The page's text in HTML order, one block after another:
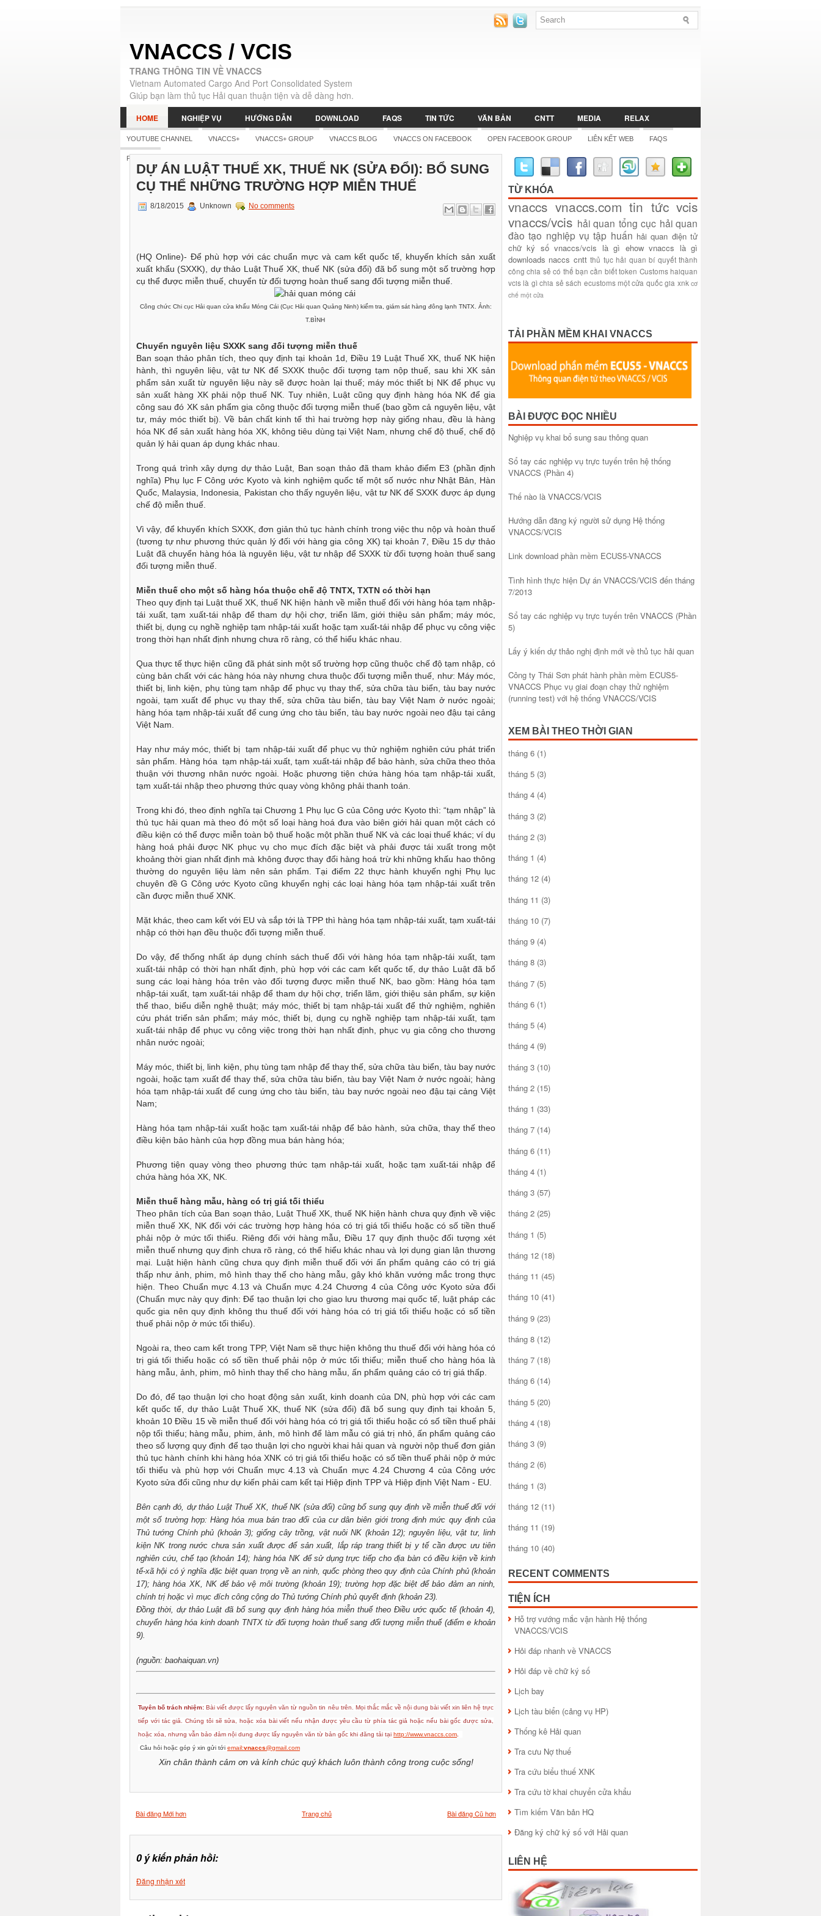
VNACCS / VCIS
TRANG THÔNG TIN VỀ VNACCS
Vietnam Automated Cargo And Port Consolidated System
Giúp bạn làm thủ tục Hải quan thuận tiện và dễ dàng hơn.
HOME NGHIỆP VỤ HƯỚNG DẪN DOWNLOAD FAQS TIN TỨC VĂN BẢN CNTT MEDIA RELAX
|ENGLISH
YOUTUBE CHANNEL VNACCS+ VNACCS+ GROUP VNACCS BLOG VNACCS ON FACEBOOK OPEN FACEBOOK GROUP LIÊN KẾT WEB FAQS
FB PAGE
DỰ ÁN LUẬT THUẾ XK, THUẾ NK (SỬA ĐỔI): BỔ SUNG
CỤ THỂ NHỮNG TRƯỜNG HỢP MIỄN THUẾ
8/18/2015 Unknown No comments
(HQ Online)- Để phù hợp với các chuẩn mực và cam kết quốc tế, khuyến khích sản xuất
xuất khẩu (SXXK), dự thảo Luật Thuế XK, thuế NK (sửa đổi) đã bổ sung một số trường hợp
cụ thể được miễn thuế, chuyển từ đối tượng hoàn thuế sang đối tượng miễn thuế.
Công chức Chi cục Hải quan cửa khẩu Móng Cái (Cục Hải quan Quảng Ninh) kiểm tra, giám sát hàng đông lạnh TNTX. Ảnh:
T.BÌNH
Chuyển nguyên liệu SXXK sang đối tượng miễn thuế
Ban soạn thảo phân tích, theo quy định tại khoản 1d, Điều 19 Luật Thuế XK, thuế NK hiện
hành, thì nguyên liệu, vật tư NK để SXXK thuộc đối tượng tạm nộp thuế, sau khi XK sản
phẩm sản xuất từ nguyên liệu này sẽ được hoàn lại thuế; máy móc thiết bị NK để phục vụ
sản xuất hàng XK phải nộp thuế NK. Tuy nhiên, Luật cũng quy định hàng hóa NK để gia
công sau đó XK sản phẩm gia công thuộc đối tượng miễn thuế (bao gồm cả nguyên liệu, vật
tư, máy móc thiết bị). Về bản chất kinh tế thì hai trường hợp này giống nhau, đều là hàng
hóa NK để sản xuất hàng hóa XK, không tiêu dùng tại Việt Nam, nhưng chế độ thuế, chế độ
quản lý hải quan áp dụng khác nhau.
Trong quá trình xây dựng dự thảo Luật, Ban soạn thảo đã tham khảo điểm E3 (phần định
nghĩa) Phụ lục F Công ước Kyoto và kinh nghiệm quốc tế một số nước như Nhật Bản, Hàn
Quốc, Malaysia, Indonesia, Pakistan cho thấy nguyên liệu, vật tư NK để SXXK được áp dụng
chế độ miễn thuế.
Vì vậy, để khuyến khích SXXK, đơn giản thủ tục hành chính trong việc thu nộp và hoàn thuế
(tương tự như phương thức quản lý đối với hàng gia công XK) tại khoản 7, Điều 15 dự thảo
Luật đã chuyển hàng hóa là nguyên liệu, vật tư nhập để SXXK từ đối tượng hoàn thuế sang
đối tượng miễn thuế.
Miễn thuế cho một số hàng hóa thuộc chế độ TNTX, TXTN có thời hạn
Theo quy định tại Luật thuế XK, thuế NK hiện hành về miễn thuế đối với hàng hóa tạm nhập-
tái xuất, tạm xuất-tái nhập để tham dự hội chợ, triển lãm, giới thiệu sản phẩm; máy móc,
thiết bị, dụng cụ nghề nghiệp tạm nhập-tái xuất hoặc tạm xuất-tái nhập để phục vụ công việc
trong thời hạn nhất định nhưng chưa rõ ràng, có thể hiểu khác nhau.
Qua thực tế thực hiện cũng đã phát sinh một số trường hợp cũng thuộc chế độ tạm nhập, có
cùng bản chất với các hàng hóa này nhưng chưa thuộc đối tượng miễn thuế, như: Máy móc,
thiết bị, linh kiện, phụ tùng tạm nhập để phục vụ thay thế, sửa chữa tàu biển, tàu bay nước
ngoài, tạm xuất để phục vụ thay thế, sửa chữa tàu biển, tàu bay Việt Nam ở nước ngoài;
hàng hóa tạm nhập-tái xuất để cung ứng cho tàu biển, tàu bay nước ngoài neo đậu tại cảng
Việt Nam.
Hay như máy móc, thiết bị tạm nhập-tái xuất để phục vụ thử nghiệm nghiên cứu phát triển
sản phẩm. Hàng hóa tạm nhập-tái xuất, tạm xuất-tái nhập để bảo hành, sửa chữa theo thỏa
thuận với thương nhân nước ngoài. Hoặc phương tiện chứa hàng hóa tạm nhập-tái xuất,
tạm xuất-tái nhập theo phương thức quay vòng không phải thanh toán.
Trong khi đó, theo định nghĩa tại Chương 1 Phụ lục G của Công ước Kyoto thì: “tạm nhập” là
thủ tục hải quan mà theo đó một số loại hàng hoá đưa vào biên giới hải quan một cách có
điều kiện có thể được miễn toàn bộ thuế hoặc một phần thuế NK và các loại thuế khác; ví dụ
hàng hoá phải được NK phục vụ cho mục đích đặc biệt và phải được tái xuất trong một
khoảng thời gian nhất định mà không được thay đổi hàng hoá trừ khi những khấu hao thông
thường do nguyên liệu làm nên sản phẩm. Tại điểm 22 thực hành khuyến nghị Phụ lục
chuyên đề G Công ước Kyoto cũng khuyến nghị các loại hàng hóa tạm nhập-tái xuất trên
cần được miễn thuế XNK.
Mặt khác, theo cam kết với EU và sắp tới là TPP thì hàng hóa tạm nhập-tái xuất, tạm xuất-tái
nhập có thời hạn đều thuộc đối tượng miễn thuế.
Do vậy, để thống nhất áp dụng chính sách thuế đối với hàng hóa tạm nhập-tái xuất, tạm
xuất-tái nhập có thời hạn nhất định, phù hợp với các cam kết quốc tế, dự thảo Luật đã bổ
sung các loại hàng hóa trên vào đối tượng được miễn thuế NK, bao gồm: Hàng hóa tạm
nhập-tái xuất, tạm xuất-tái nhập để tham dự hội chợ, triển lãm, giới thiệu sản phẩm, sự kiện
thể thao, biểu diễn nghệ thuật; máy móc, thiết bị tạm nhập-tái xuất để thử nghiệm, nghiên
cứu phát triển sản phẩm; máy móc, thiết bị, dụng cụ nghề nghiệp tạm nhập-tái xuất, tạm
xuất-tái nhập để phục vụ công việc trong thời hạn nhất định, phục vụ gia công cho thương
nhân nước ngoài;
Máy móc, thiết bị, linh kiện, phụ tùng tạm nhập để thay thế, sửa chữa tàu biển, tàu bay nước
ngoài, hoặc tạm xuất để thay thế, sửa chữa tàu biển, tàu bay Việt Nam ở nước ngoài; hàng
hóa tạm nhập-tái xuất để cung ứng cho tàu biển, tàu bay nước ngoài neo đậu tại cảng Việt
Nam;
Hàng hóa tạm nhập-tái xuất hoặc tạm xuất-tái nhập để bảo hành, sửa chữa, thay thế theo
điều kiện bảo hành của hợp đồng mua bán hàng hóa;
Phương tiện quay vòng theo phương thức tạm nhập-tái xuất, hoặc tạm xuất-tái nhập để
chứa hàng hóa XK, NK.
Miễn thuế hàng mẫu, hàng có trị giá tối thiểu
Theo phân tích của Ban soạn thảo, Luật Thuế XK, thuế NK hiện hành chưa quy định về việc
miễn thuế XK, NK đối với các trường hợp hàng hóa có trị giá tối thiểu hoặc có số tiền thuế
phải nộp ở mức tối thiểu. Riêng đối với hàng mẫu, Điều 17 quy định thuộc đối tượng xét
miễn thuế nhưng quy định chưa rõ ràng, có thể hiểu khác nhau và lợi dụng gian lận thương
mại. Luật hiện hành cũng chưa quy định miễn thuế đối với ấn phẩm quảng cáo có trị giá
thấp như ảnh, phim, mô hình thay thế cho hàng mẫu, gây khó khăn vướng mắc trong thực
hiện. Theo Chuẩn mực 4.13 và Chuẩn mực 4.24 Chương 4 của Công ước Kyoto sửa đổi
(Chuẩn mực này quy định: Để tạo thuận lợi cho giao lưu thương mại quốc tế, luật pháp các
quốc gia nên quy định không thu thuế đối với hàng hóa có trị giá tối thiểu hoặc có số tiền
thuế phải nộp ở mức tối thiểu).
Ngoài ra, theo cam kết trong TPP, Việt Nam sẽ thực hiện không thu thuế đối với hàng hóa có
trị giá tối thiểu hoặc có số tiền thuế phải nộp ở mức tối thiểu; miễn thuế cho hàng hóa là
hàng mẫu, ảnh, phim, mô hình thay thế cho hàng mẫu, ấn phẩm quảng cáo có trị giá thấp.
Do đó, để tạo thuận lợi cho hoạt động sản xuất, kinh doanh của DN, phù hợp với các cam
kết quốc tế, dự thảo Luật Thuế XK, thuế NK (sửa đổi) đã bổ sung quy định tại khoản 5,
khoản 10 Điều 15 về miễn thuế đối với hàng hóa có trị giá tối thiểu hoặc có số tiền thuế phải
nộp tối thiểu; hàng mẫu, phim, ảnh, mô hình để làm mẫu có giá trị nhỏ, ấn phẩm quảng cáo
theo số lượng quy định để tạo thuận lợi cho người khai hải quan và người nộp thuế đơn giản
thủ tục hành chính khi hàng hóa XNK có trị giá tối thiểu hoặc có số tiền thuế phải nộp ở mức
tối thiểu và phù hợp với Chuẩn mực 4.13 và Chuẩn mực 4.24 Chương 4 của Công ước
Kyoto sửa đổi cũng như dự kiến phải cam kết tại Hiệp định TPP và Hiệp định Việt Nam - EU.
Bên cạnh đó, dự thảo Luật Thuế XK, thuế NK (sửa đổi) cũng bổ sung quy định về miễn thuế đối với
một số trường hợp: Hàng hóa mua bán trao đổi của cư dân biên giới trong định mức quy định của
Thủ tướng Chính phủ (khoản 3); giống cây trồng, vật nuôi NK (khoản 12); nguyên liệu, vật tư, linh
kiện NK trong nước chưa sản xuất được để sản xuất, lắp ráp trang thiết bị y tế cần được ưu tiên
nghiên cứu, chế tạo (khoản 14); hàng hóa NK để sử dụng trực tiếp cho địa bàn có điều kiện về kinh
tế-xã hội có ý nghĩa đặc biệt quan trọng về an ninh, quốc phòng theo quy định của Chính phủ (khoản
17); hàng hóa XK, NK để bảo vệ môi trường (khoản 19); trường hợp đặc biệt để bảo đảm an ninh,
chính trị hoặc vì mục đích công cộng do Thủ tướng Chính phủ quyết định (khoản 23).
Đồng thời, dự thảo Luật đã bổ sung quy định hàng hóa miễn thuế theo Điều ước quốc tế (khoản 4),
chuyển hàng hóa kinh doanh TNTX từ đối tượng hoàn thuế sang đối tượng miễn thuế (điểm e khoản
9).
(nguồn: baohaiquan.vn)
Tuyên bố trách nhiệm:Bài viết được lấy nguyên văn từ nguồn tin nêu trên. Mọi thắc mắc về nội dung bài viết xin liên hệ trực
tiếp với tác giả. Chúng tôi sẽ sửa, hoặc xóa bài viết nếu nhận được yêu cầu từ phía tác giả hoặc nếu bài gốc được sửa,
hoặc xóa, nhưng vẫn bảo đảm nội dung được lấy nguyên văn từ bản gốc khi đăng tải tại http://www.vnaccs.com
Câu hỏi hoặc góp ý xin gửi tới email:vnaccs@gmail.com
Xin chân thành cảm ơn và kính chúc quý khách luôn thành công trong cuộc sống!
Bài đăng Mới hơn Bài đăng Cũ hơn
Trang chủ
0 ý kiến phản hồi:
Đăng nhận xét
TỪ KHÓA
vnaccs vnaccs.com tin tức vcis
vnaccs/vcis hải quan tổng cục hải quan
đào tạo nghiệp vụ tập huấn hải quan điện tử
chữ ký số vnaccs/vcis là gì ehow vnaccs là gì
downloads naccs cntt thủ tục hải quan bí quyết thành
công chia sẻ có thể bạn cần biết token Customs haiquan
vcis là gì chia sẻ sách ecustoms một cửa quốc gia xnk cơ
chế một cửa
TẢI PHẦN MỀM KHAI VNACCS
BÀI ĐƯỢC ĐỌC NHIỀU
Nghiệp vụ khai bổ sung sau thông quan
Sổ tay các nghiệp vụ trực tuyến trên hệ thống
VNACCS (Phần 4)
Thế nào là VNACCS/VCIS
Hướng dẫn đăng ký người sử dụng Hệ thống
VNACCS/VCIS
Link download phần mềm ECUS5-VNACCS
Tình hình thực hiện Dự án VNACCS/VCIS đến tháng
7/2013
Sổ tay các nghiệp vụ trực tuyến trên VNACCS (Phần
5)
Lấy ý kiến dự thảo nghị định mới về thủ tục hải quan
Công ty Thái Sơn phát hành phần mềm ECUS5-
VNACCS Phục vụ giai đoạn chạy thử nghiệm
(running test) với hệ thống VNACCS/VCIS
XEM BÀI THEO THỜI GIAN
tháng 6 (1)
tháng 5 (3)
tháng 4 (4)
tháng 3 (2)
tháng 2 (3)
tháng 1 (4)
tháng 12 (4)
tháng 11 (3)
tháng 10 (7)
tháng 9 (4)
tháng 8 (3)
tháng 7 (5)
tháng 6 (1)
tháng 5 (4)
tháng 4 (9)
tháng 3 (10)
tháng 2 (15)
tháng 1 (33)
tháng 7 (14)
tháng 6 (11)
tháng 4 (1)
tháng 3 (57)
tháng 2 (25)
tháng 1 (5)
tháng 12 (18)
tháng 11 (45)
tháng 10 (41)
tháng 9 (23)
tháng 8 (12)
tháng 7 (18)
tháng 6 (14)
tháng 5 (20)
tháng 4 (18)
tháng 3 (9)
tháng 2 (6)
tháng 1 (3)
tháng 12 (11)
tháng 11 (19)
tháng 10 (40)
RECENT COMMENTS
TIỆN ÍCH
Hỗ trợ vướng mắc vận hành Hệ thống
VNACCS/VCIS
Hỏi đáp nhanh về VNACCS
Hỏi đáp về chữ ký số
Lịch bay
Lịch tàu biển (cảng vụ HP)
Thống kê Hải quan
Tra cưu Nợ thuế
Tra cứu biểu thuế XNK
Tra cứu tờ khai chuyển cửa khẩu
Tìm kiếm Văn bản HQ
Đăng ký chữ ký số với Hải quan
LIÊN HỆ